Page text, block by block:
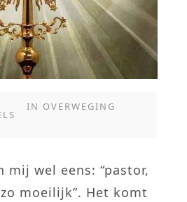
IN OVERWEGING
mij wel eens: “pastor,
moeilijk”. Het komt